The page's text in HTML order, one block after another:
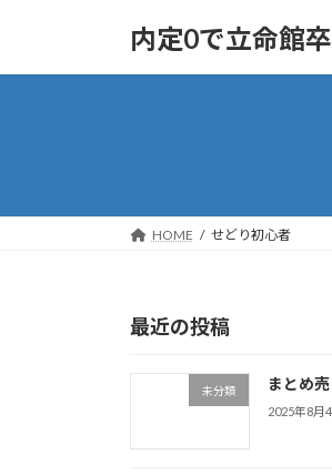
内定0で立命館
HOME せどり初心者
最近の投稿
未分類 まとめ売
2025年8月